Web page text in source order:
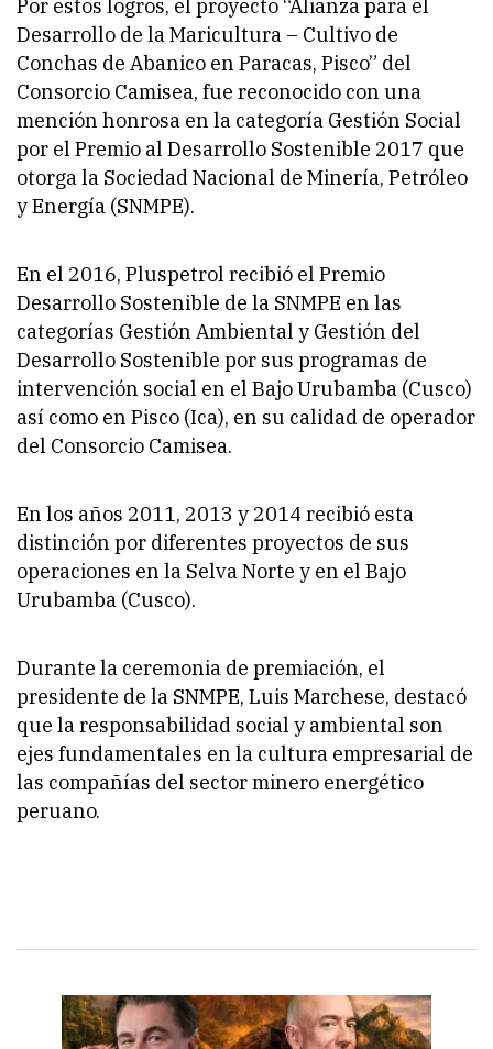
Por estos logros, el proyecto “Alianza para el
Desarrollo de la Maricultura – Cultivo de
Conchas de Abanico en Paracas, Pisco” del
Consorcio Camisea, fue reconocido con una
mención honrosa en la categoría Gestión Social
por el Premio al Desarrollo Sostenible 2017 que
otorga la Sociedad Nacional de Minería, Petróleo
y Energía (SNMPE).
En el 2016, Pluspetrol recibió el Premio
Desarrollo Sostenible de la SNMPE en las
categorías Gestión Ambiental y Gestión del
Desarrollo Sostenible por sus programas de
intervención social en el Bajo Urubamba (Cusco)
así como en Pisco (Ica), en su calidad de operador
del Consorcio Camisea.
En los años 2011, 2013 y 2014 recibió esta
distinción por diferentes proyectos de sus
operaciones en la Selva Norte y en el Bajo
Urubamba (Cusco).
Durante la ceremonia de premiación, el
presidente de la SNMPE, Luis Marchese, destacó
que la responsabilidad social y ambiental son
ejes fundamentales en la cultura empresarial de
las compañías del sector minero energético
peruano.